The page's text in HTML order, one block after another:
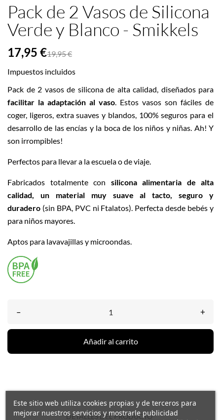
Pack de 2 Vasos de Silicona
Verde y Blanco - Smikkels
17,95 €19,95 €
Impuestos incluidos
Pack de 2 vasos de silicona de alta calidad, diseñados para
facilitar la adaptación al vaso. Estos vasos son fáciles de
coger, ligeros, extra suaves y blandos, 100% seguros para el
desarrollo de las encías y la boca de los niños y niñas. Ah! Y
son irrompibles!
Perfectos para llevar a la escuela o de viaje.
Fabricados totalmente con silicona alimentaria de alta
calidad, un material muy suave al tacto, seguro y
duradero (sin BPA, PVC ni Ftalatos). Perfecta desde bebés y
para niños mayores.
Aptos para lavavajillas y microondas.
– +
Añadir al carrito
DETALLES DEL PRODUCTO
Este sitio web utiliza cookies propias y de terceros para
mejorar nuestros servicios y mostrarle publicidad